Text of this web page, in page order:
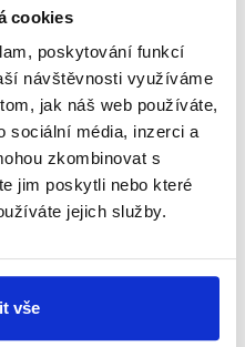
cookies
poskytování funkcí
návštěvnosti využíváme
jak náš web používáte,
sociální média, inzerci a
zkombinovat s
jim poskytli nebo které
jejich služby.
vše
WhatsApp
události
našich
naši